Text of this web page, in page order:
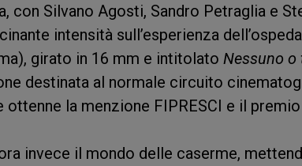
con Silvano Agosti, Sandro Petraglia e
intensità sull’esperienza
girato in 16 mm e intitolato Nessuno o
destinata al normale circuito
la menzione FIPRESCI e il premio
invece il mondo delle caserme,